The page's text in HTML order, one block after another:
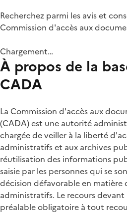
Recherchez parmi les avis et
Commission d'accès aux
Chargement…
À propos de la
CADA
La Commission d'accès aux
(CADA) est une autorité
chargée de veiller à la liberté
administratifs et aux archives
réutilisation des informations
saisie par les personnes qui se
décision défavorable en matière
administratifs. Le recours
préalable obligatoire à tout